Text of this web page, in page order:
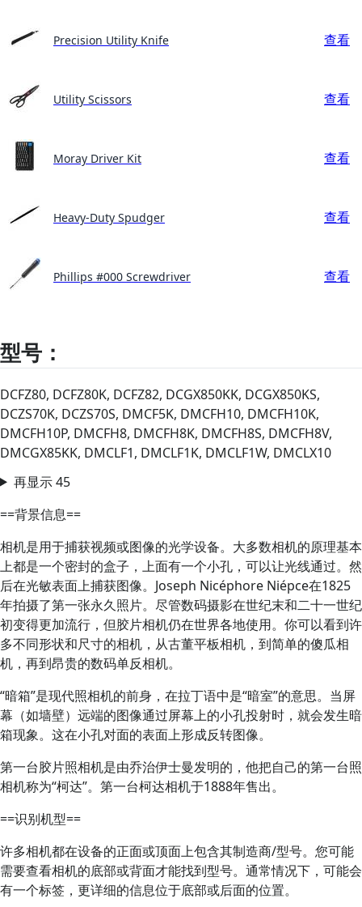
Precision Utility Knife 查看
Utility Scissors 查看
Moray Driver Kit 查看
Heavy-Duty Spudger 查看
Phillips #000 Screwdriver 查看
型号：
DCFZ80, DCFZ80K, DCFZ82, DCGX850KK, DCGX850KS,
DCZS70K, DCZS70S, DMCF5K, DMCFH10, DMCFH10K,
DMCFH10P, DMCFH8, DMCFH8K, DMCFH8S, DMCFH8V,
DMCGX85KK, DMCLF1, DMCLF1K, DMCLF1W, DMCLX10
再显示 45
==背景信息==
相机是用于捕获视频或图像的光学设备。大多数相机的原理基本
上都是一个密封的盒子，上面有一个小孔，可以让光线通过。然
后在光敏表面上捕获图像。Joseph Nicéphore Niépce在1825
年拍摄了第一张永久照片。尽管数码摄影在世纪末和二十一世纪
初变得更加流行，但胶片相机仍在世界各地使用。你可以看到许
多不同形状和尺寸的相机，从古董平板相机，到简单的傻瓜相
机，再到昂贵的数码单反相机。
“暗箱”是现代照相机的前身，在拉丁语中是“暗室”的意思。当屏
幕（如墙壁）远端的图像通过屏幕上的小孔投射时，就会发生暗
箱现象。这在小孔对面的表面上形成反转图像。
第一台胶片照相机是由乔治伊士曼发明的，他把自己的第一台照
相机称为“柯达”。第一台柯达相机于1888年售出。
==识别机型==
许多相机都在设备的正面或顶面上包含其制造商/型号。您可能
需要查看相机的底部或背面才能找到型号。通常情况下，可能会
有一个标签，更详细的信息位于底部或后面的位置。